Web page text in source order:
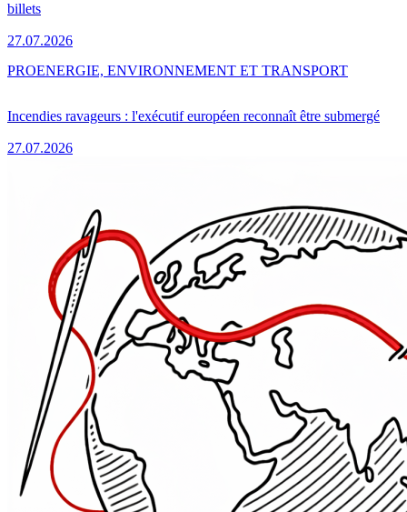
billets
27.07.2026
Incendies ravageurs : l'exécutif européen reconnaît être submergé
27.07.2026
PROENERGIE, ENVIRONNEMENT ET TRANSPORT